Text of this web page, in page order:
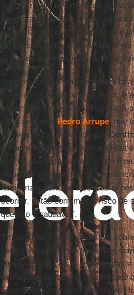
apenas se ela for olhada da
equidistante de tudo. Para
distanciar da posição central de
periféricas. Estar aí ajuda-nos a
realidade de forma mais correta,
Portanto, “não é uma estratégia
precisamos nos mover ao redor, e
vista. Temos que nos acostumar a
carta do Padre Pedro Arrupe, que
se de uma carta enviada aos
oPadre Arrupefalava da pobreza
pobres são necessárias. E isto é
realidade via experiência, passar
familiarizar com ela e com as
ocorrer, então corremos o risco de
que não é saudável”.
Em seguida, o papa se deteve
jovens. “Aqueles que trabalham
simplesmente coisas engessadas
entram por um ouvido e saem pelo
nova maneira de dizer as coisas.